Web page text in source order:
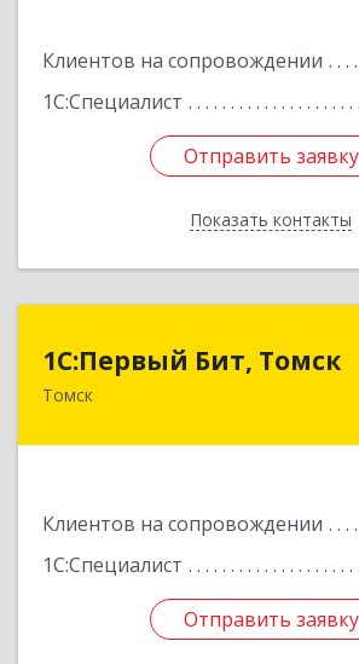
Клиентов на сопровождении
1С:Специалист
Отправить заявку
Показать контакты
Отправить заявку
Назад
1С:Первый Бит, Томск
Томск
Клиентов на сопровождении
1С:Специалист
Отправить заявку
634041, Томская обл, Томск
Отправить заявку